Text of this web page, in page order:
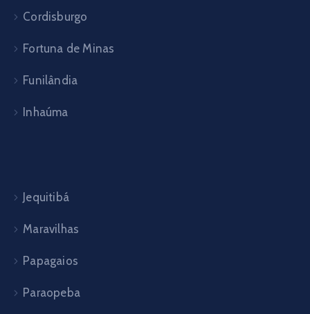
Cordisburgo
Fortuna de Minas
Funilândia
Inhaúma
Jequitibá
Maravilhas
Papagaios
Paraopeba